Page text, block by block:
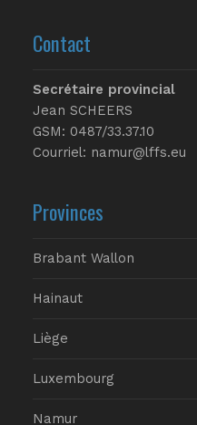
Contact
Secrétaire provincial
Jean SCHEERS
GSM: 0487/33.37.10
Courriel: namur@lffs.eu
Provinces
Brabant Wallon
Hainaut
Liège
Luxembourg
Namur